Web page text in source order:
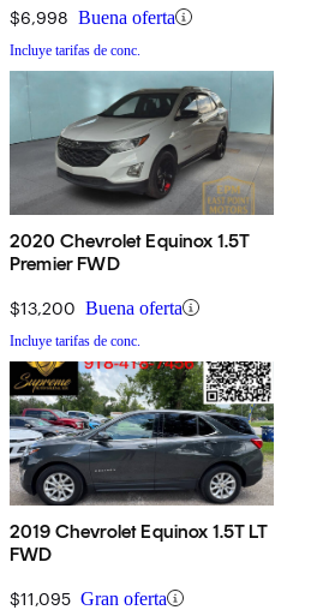
$6,998 Buena oferta
Incluye tarifas de conc.
2020 Chevrolet Equinox 1.5T
Premier FWD
$13,200 Buena oferta
Incluye tarifas de conc.
2019 Chevrolet Equinox 1.5T LT
FWD
$11,095 Gran oferta